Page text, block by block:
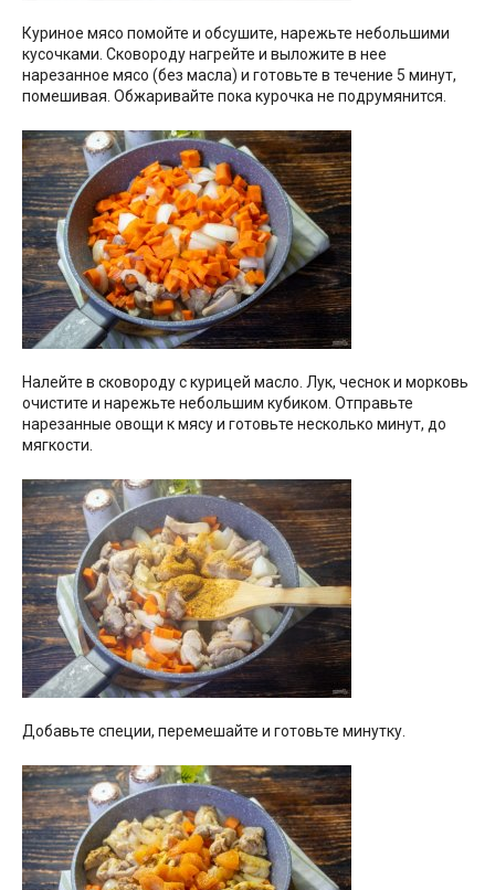
Куриное мясо помойте и обсушите, нарежьте небольшими
кусочками. Сковороду нагрейте и выложите в нее
нарезанное мясо (без масла) и готовьте в течение 5 минут,
помешивая. Обжаривайте пока курочка не подрумянится.
Налейте в сковороду с курицей масло. Лук, чеснок и морковь
очистите и нарежьте небольшим кубиком. Отправьте
нарезанные овощи к мясу и готовьте несколько минут, до
мягкости.
Добавьте специи, перемешайте и готовьте минутку.